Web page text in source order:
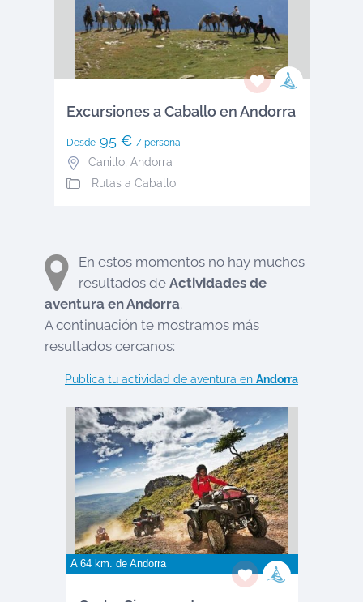
Excursiones a Caballo en Andorra
Desde95 € / persona
Canillo, Andorra
Rutas a Caballo
En estos momentos no hay muchos
resultados de Actividades de
aventura enAndorra.
A continuación te mostramos más
resultados cercanos:
Publica tu actividad de aventura en Andorra
A 64 km. de Andorra